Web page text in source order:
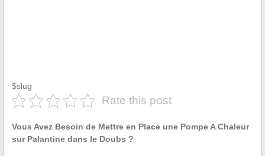
$slug
Rate this post
Vous Avez Besoin de Mettre en Place une Pompe A Chaleur
sur Palantine dans le Doubs ?